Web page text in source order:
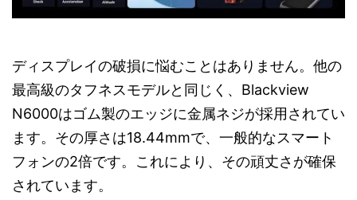
ディスプレイの破損に悩むことはありません。他の
最高級のタフネスモデルと同じく、Blackview
N6000はゴム製のエッジに金属ネジが採用されてい
ます。その厚さは18.44mmで、一般的なスマート
フォンの2倍です。これにより、その頑丈さが確保
されています。